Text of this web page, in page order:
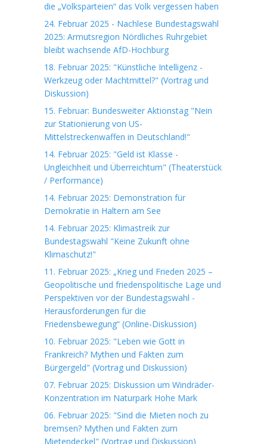
die „Volksparteien“ das Volk vergessen haben
24. Februar 2025 - Nachlese Bundestagswahl
2025: Armutsregion Nördliches Ruhrgebiet
bleibt wachsende AfD-Hochburg
18. Februar 2025: "Künstliche Intelligenz -
Werkzeug oder Machtmittel?" (Vortrag und
Diskussion)
15. Februar: Bundesweiter Aktionstag "Nein
zur Stationierung von US-
Mittelstreckenwaffen in Deutschland!"
14. Februar 2025: "Geld ist Klasse -
Ungleichheit und Überreichtum" (Theaterstück
/ Performance)
14. Februar 2025: Demonstration für
Demokratie in Haltern am See
14. Februar 2025: Klimastreik zur
Bundestagswahl "Keine Zukunft ohne
Klimaschutz!"
11. Februar 2025: „Krieg und Frieden 2025 –
Geopolitische und friedenspolitische Lage und
Perspektiven vor der Bundestagswahl -
Herausforderungen für die
Friedensbewegung“ (Online-Diskussion)
10. Februar 2025: "Leben wie Gott in
Frankreich? Mythen und Fakten zum
Bürgergeld" (Vortrag und Diskussion)
07. Februar 2025: Diskussion um Windräder-
Konzentration im Naturpark Hohe Mark
06. Februar 2025: "Sind die Mieten noch zu
bremsen? Mythen und Fakten zum
Mietendeckel" (Vortrag und Diskussion)